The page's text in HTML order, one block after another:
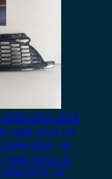
2011-2014
2006-2014 / Θ
2014 / Θ